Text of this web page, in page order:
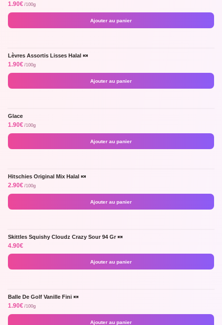
1.90€ /100g
Ajouter au panier
Lèvres Assortis Lisses Halal 🍬
1.90€ /100g
Ajouter au panier
Glace
1.90€ /100g
Ajouter au panier
Dinguerie celui la !
Hitschies Original Mix Halal 🍬
2.90€ /100g
Ajouter au panier
Japon !
Skittles Squishy Cloudz Crazy Sour 94 Gr 🍬
4.90€
Ajouter au panier
Balle De Golf Vanille Fini 🍬
1.90€ /100g
Ajouter au panier